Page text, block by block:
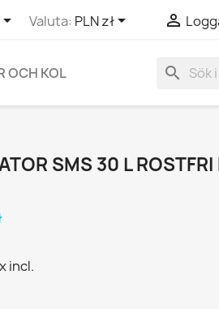
Valuta: PLN zł 
search
OCH KOL
SMS 30 L
incl.